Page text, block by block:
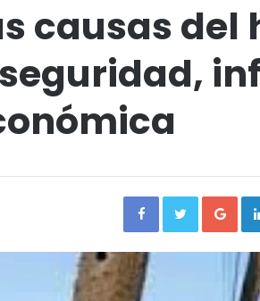
causas
FacebookTwitter